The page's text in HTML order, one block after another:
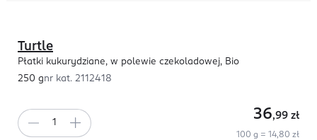
Turtle
Płatki kukurydziane, w polewie czekoladowej, Bio
250 gnr kat. 2112418
36,99 zł
100 g = 14,80 zł